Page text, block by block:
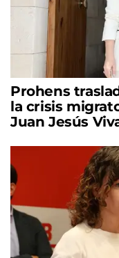
Prohens
la crisis
Juan Jesús